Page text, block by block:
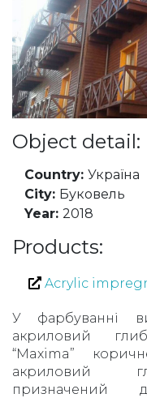
Object detail:
Country: Україна
City: Буковель
Year: 2018
Products:
Acrylic
У фарбуванні
акриловий
“Maxima”
акриловий
призначений